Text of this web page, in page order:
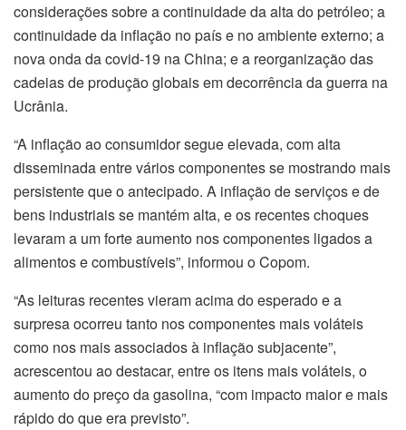
considerações sobre a continuidade da alta do petróleo; a
continuidade da inflação no país e no ambiente externo; a
nova onda da covid-19 na China; e a reorganização das
cadeias de produção globais em decorrência da guerra na
Ucrânia.
“A inflação ao consumidor segue elevada, com alta
disseminada entre vários componentes se mostrando mais
persistente que o antecipado. A inflação de serviços e de
bens industriais se mantém alta, e os recentes choques
levaram a um forte aumento nos componentes ligados a
alimentos e combustíveis”, informou o Copom.
“As leituras recentes vieram acima do esperado e a
surpresa ocorreu tanto nos componentes mais voláteis
como nos mais associados à inflação subjacente”,
acrescentou ao destacar, entre os itens mais voláteis, o
aumento do preço da gasolina, “com impacto maior e mais
rápido do que era previsto”.